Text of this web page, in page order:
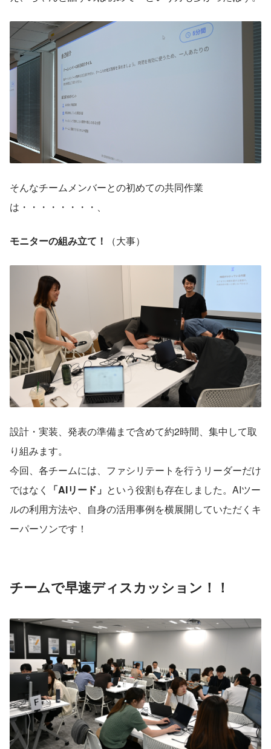
そんなチームメンバーとの初めての共同作業
は・・・・・・・・、
モニターの組み立て！ （大事）
設計・実装、発表の準備まで含めて約2時間、集中して取
り組みます。
今回、各チームには、ファシリテートを行うリーダーだけ
ではなく
「AIリード」 という役割も存在しました。AIツー
ルの利用方法や、自身の活用事例を横展開していただくキ
ーパーソンです！
チームで早速ディスカッション！！